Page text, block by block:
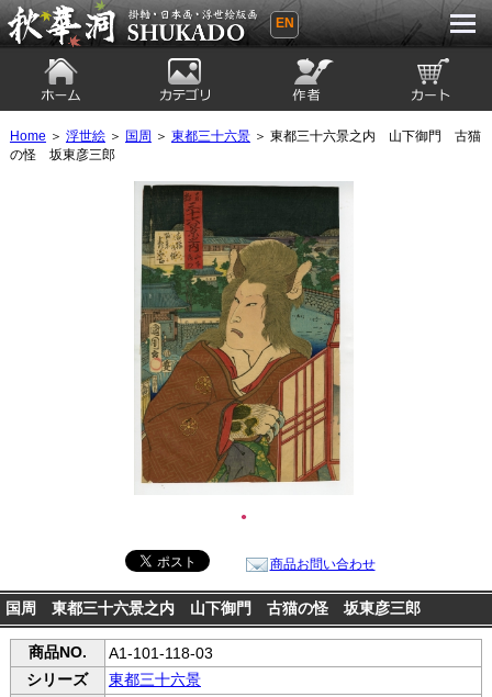
秋華洞 SHUKADO 掛軸・日本画・浮世
EN
Home ＞ 浮世絵＞ 国周 ＞ 東都三十六景＞ 東都三十六景之内 山下御門 古猫
の怪 坂東彦三郎
●
商品お問い合わせ
国周 東都三十六景之内 山下御門 古猫の怪 坂東彦三郎
商品NO.
A1-101-118-03
シリーズ
東都三十六景